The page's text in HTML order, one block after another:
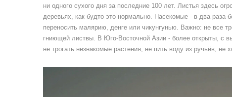
ни одного сухого дня за последние 100 лет. Листья здесь
деревьях, как будто это нормально. Насекомые - в два
переносить малярию, денге или чикунгунью. Важно: не все
гниющей листвы. В Юго-Восточной Азии - более открыты, с
не трогать незнакомые растения, не пить воду из ручьёв, не